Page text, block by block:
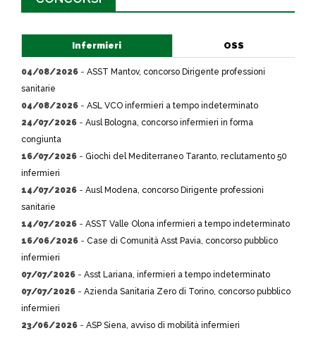
Infermieri OSS
04/08/2026 - ASST Mantov, concorso Dirigente professioni
sanitarie
04/08/2026 - ASL VCO infermieri a tempo indeterminato
24/07/2026 - Ausl Bologna, concorso infermieri in forma
congiunta
16/07/2026 - Giochi del Mediterraneo Taranto, reclutamento 50
infermieri
14/07/2026 - Ausl Modena, concorso Dirigente professioni
sanitarie
14/07/2026 - ASST Valle Olona infermieri a tempo indeterminato
16/06/2026 - Case di Comunità Asst Pavia, concorso pubblico
infermieri
07/07/2026 - Asst Lariana, infermieri a tempo indeterminato
07/07/2026 - Azienda Sanitaria Zero di Torino, concorso pubblico
infermieri
23/06/2026 - ASP Siena, avviso di mobilità infermieri